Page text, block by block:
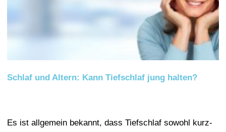
Schlaf und Altern: Kann Tiefschlaf jung halten?
Es ist allgemein bekannt, dass Tiefschlaf sowohl kurz-